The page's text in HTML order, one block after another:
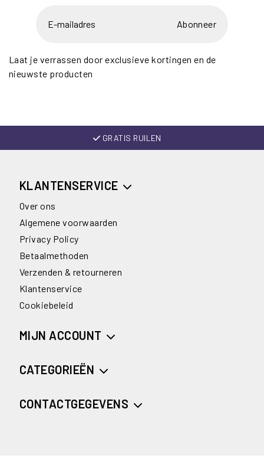
Abonneer
Laat je verrassen door exclusieve kortingen en de
nieuwste producten
GRATIS RUILEN
KLANTENSERVICE
Over ons
Algemene voorwaarden
Privacy Policy
Betaalmethoden
Verzenden & retourneren
Klantenservice
Cookiebeleid
MIJN ACCOUNT
CATEGORIEËN
CONTACTGEGEVENS